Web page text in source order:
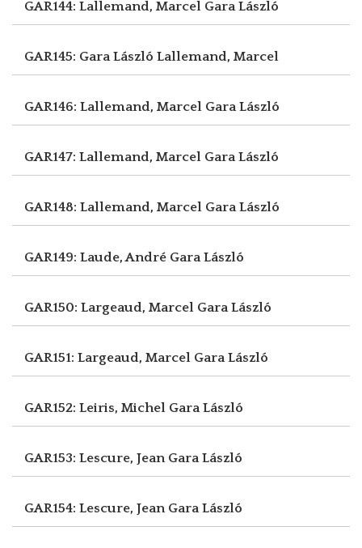
GAR144: Lallemand, Marcel Gara László
GAR145: Gara László Lallemand, Marcel
GAR146: Lallemand, Marcel Gara László
GAR147: Lallemand, Marcel Gara László
GAR148: Lallemand, Marcel Gara László
GAR149: Laude, André Gara László
GAR150: Largeaud, Marcel Gara László
GAR151: Largeaud, Marcel Gara László
GAR152: Leiris, Michel Gara László
GAR153: Lescure, Jean Gara László
GAR154: Lescure, Jean Gara László